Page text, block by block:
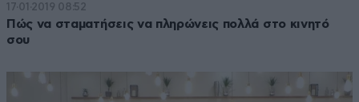
17·01·2019 08:52
Πώς να σταματήσεις να πληρώνεις πολλά στο κινητό
σου